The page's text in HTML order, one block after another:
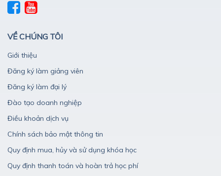
VỀ CHÚNG TÔI
Giới thiệu
Đăng ký làm giảng viên
Đăng ký làm đại lý
Đào tạo doanh nghiệp
Điều khoản dịch vụ
Chính sách bảo mật thông tin
Quy định mua, hủy và sử dụng khóa học
Quy định thanh toán và hoàn trả học phí